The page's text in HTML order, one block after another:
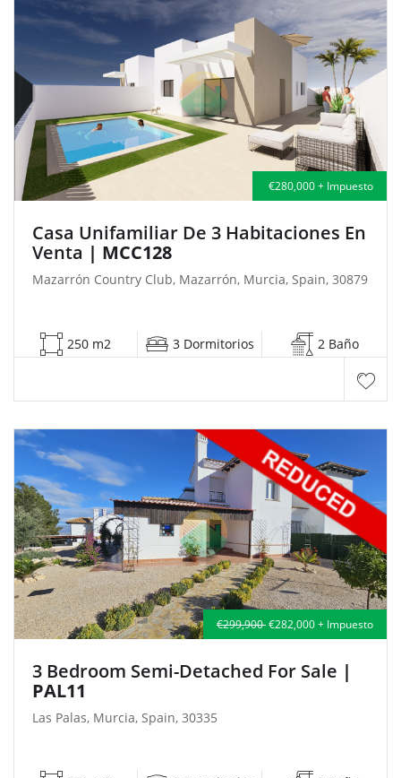
€280,000 + Impuesto
Casa Unifamiliar De 3 Habitaciones En
Venta | MCC128
Mazarrón Country Club, Mazarrón, Murcia, Spain, 30879
250 m2 3 Dormitorios 2 Baño
€299,900€282,000 + Impuesto
3 Bedroom Semi-Detached For Sale |
PAL11
Las Palas, Murcia, Spain, 30335